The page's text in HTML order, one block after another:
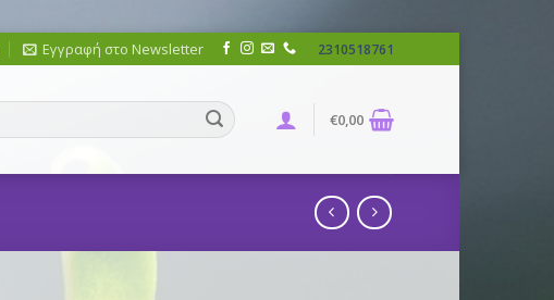
Εγγραφή στο Newsletter 2310518761
€0,00